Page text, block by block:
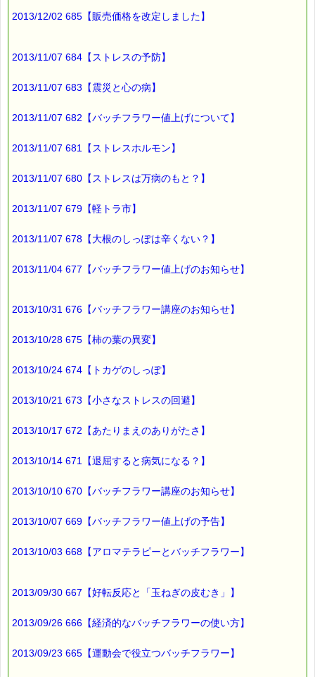
わたしが
何個か試食できました。
甘く感じました。
とってもおいしかったです (^o^)
→https://pass-thyme.com/special/_data/643.html
200本あるサクランボの木の内
紅秀峰の木は 7本 だけとの事です。
それだけの価値はあると思いますよ。
こちらも、お値段以上の価値があると思いますよ (*^_^*)
■本日のオススメ情報
━━━━━━━━━━━━━━━━━━━━☆
▼世界中で最もよく使われているレスキューシリーズ特集ペー
https://pass-thyme.com/special/rescue_series.asp
▼お得なバッチフラワー・レスキューセット！！
▼あなたにぴったりのバッチフラワーが見つかる－選び方ガイ
https://pass-thyme.com/guide/info.asp
■ｅパスタイム通信編集長 ルコ＠千葉るみこ 編集後記
2013/12/02 685【販売価格を改定しました】
2013/11/07 684【ストレスの予防】
2013/11/07 683【震災と心の病】
2013/11/07 682【バッチフラワー値上げについて】
2013/11/07 681【ストレスホルモン】
2013/11/07 680【ストレスは万病のもと？】
2013/11/07 679【軽トラ市】
2013/11/07 678【大根のしっぽは辛くない？】
2013/11/04 677【バッチフラワー値上げのお知らせ】
2013/10/31 676【バッチフラワー講座のお知らせ】
2013/10/28 675【柿の葉の異変】
2013/10/24 674【トカゲのしっぽ】
2013/10/21 673【小さなストレスの回避】
2013/10/17 672【あたりまえのありがたさ】
2013/10/14 671【退屈すると病気になる？】
2013/10/10 670【バッチフラワー講座のお知らせ】
2013/10/07 669【バッチフラワー値上げの予告】
2013/10/03 668【アロマテラピーとバッチフラワー】
2013/09/30 667【好転反応と「玉ねぎの皮むき」】
2013/09/26 666【経済的なバッチフラワーの使い方】
2013/09/23 665【運動会で役立つバッチフラワー】